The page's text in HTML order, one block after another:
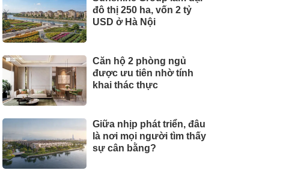
đô thị 250 ha, vốn 2 tỷ
USD ở Hà Nội
Căn hộ 2 phòng ngủ
được ưu tiên nhờ tính
khai thác thực
Giữa nhịp phát triển, đâu
là nơi mọi người tìm thấy
sự cân bằng?